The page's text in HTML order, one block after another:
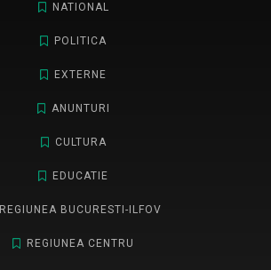
NATIONAL
POLITICA
EXTERNE
ANUNTURI
CULTURA
EDUCATIE
REGIUNEA BUCURESTI-ILFOV
REGIUNEA CENTRU